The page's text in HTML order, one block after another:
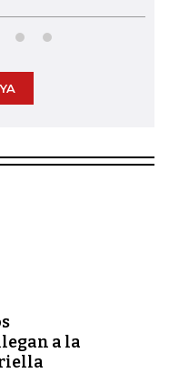
a la